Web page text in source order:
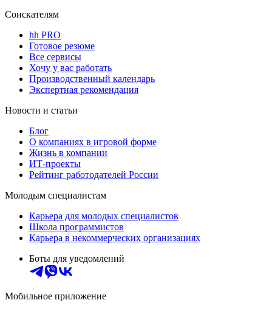
Соискателям
hh PRO
Готовое резюме
Все сервисы
Хочу у вас работать
Производственный календарь
Экспертная рекомендация
Новости и статьи
Блог
О компаниях в игровой форме
Жизнь в компании
ИТ-проекты
Рейтинг работодателей России
Молодым специалистам
Карьера для молодых специалистов
Школа программистов
Карьера в некоммерческих организациях
Боты для уведомлений
Мобильное приложение